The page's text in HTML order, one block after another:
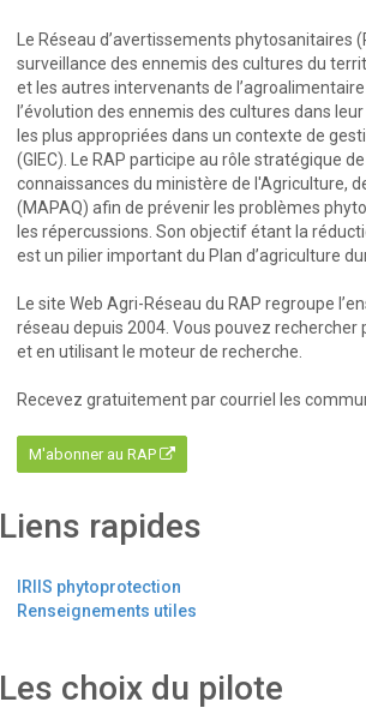
Le Réseau d’avertissements phytosanitaires
surveillance des ennemis des cultures du
et les autres intervenants de
l’évolution des ennemis des cultures dans
les plus appropriées dans un contexte de
(GIEC). Le RAP participe au rôle stratégique
connaissances du ministère de l'Agriculture,
(MAPAQ) afin de prévenir les problèmes
les répercussions. Son objectif étant la
est un pilier important du Plan d’agriculture
Le site Web Agri-Réseau du RAP regroupe
réseau depuis 2004. Vous pouvez
et en utilisant le moteur de recherche.
Recevez gratuitement par courriel les
M'abonner au RAP
Liens rapides
IRIIS phytoprotection
Renseignements utiles
Les choix du pilote